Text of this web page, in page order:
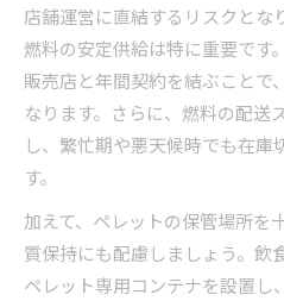
店舗運営に直結するリスクとな
燃料の安定供給は特に重要です
販売店と年間契約を結ぶことで
なります。さらに、燃料の配送
し、繁忙期や悪天候時でも在
す。
加えて、ペレットの保管場所を
質保持にも配慮しましょう。飲
ペレット専用コンテナを設置し